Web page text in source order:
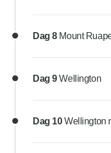
Dag 8 Mount
Dag 9Wellington
Dag 10Wellington